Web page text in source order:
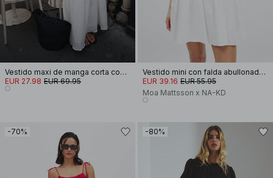
Vestido maxi de manga corta con volantes smock
EUR 27.98 EUR 69.95
Vestido mini con falda abullonada y bordado inglés
EUR 39.16 EUR 55.95
Moa Mattsson x NA-KD
-70% -80%